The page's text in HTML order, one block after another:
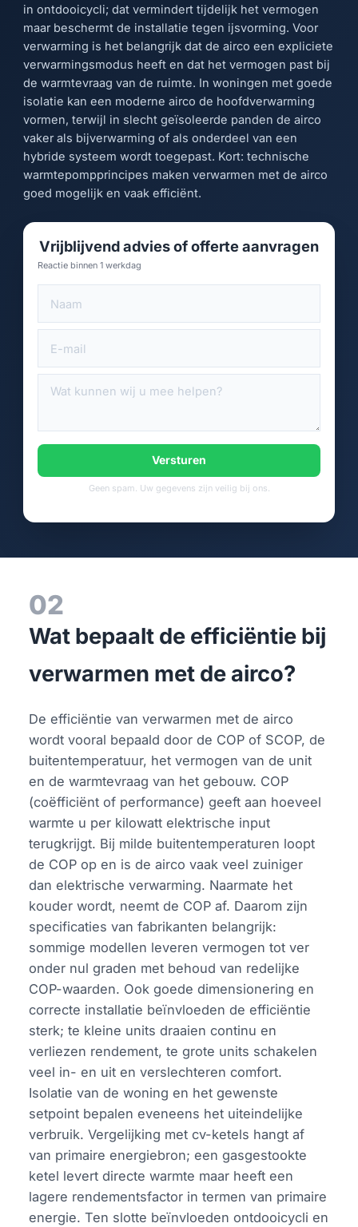
in ontdooicycli; dat vermindert tijdelijk het vermogen
maar beschermt de installatie tegen ijsvorming. Voor
verwarming is het belangrijk dat de airco een expliciete
verwarmingsmodus heeft en dat het vermogen past bij
de warmtevraag van de ruimte. In woningen met goede
isolatie kan een moderne airco de hoofdverwarming
vormen, terwijl in slecht geïsoleerde panden de airco
vaker als bijverwarming of als onderdeel van een
hybride systeem wordt toegepast. Kort: technische
warmtepompprincipes maken verwarmen met de airco
goed mogelijk en vaak efficiënt.
Vrijblijvend advies of offerte aanvragen
Reactie binnen 1 werkdag
Versturen
Geen spam. Uw gegevens zijn veilig bij ons.
02
Wat bepaalt de efficiëntie bij
verwarmen met de airco?
De efficiëntie van verwarmen met de airco
wordt vooral bepaald door de COP of SCOP, de
buitentemperatuur, het vermogen van de unit
en de warmtevraag van het gebouw. COP
(coëfficiënt of performance) geeft aan hoeveel
warmte u per kilowatt elektrische input
terugkrijgt. Bij milde buitentemperaturen loopt
de COP op en is de airco vaak veel zuiniger
dan elektrische verwarming. Naarmate het
kouder wordt, neemt de COP af. Daarom zijn
specificaties van fabrikanten belangrijk:
sommige modellen leveren vermogen tot ver
onder nul graden met behoud van redelijke
COP-waarden. Ook goede dimensionering en
correcte installatie beïnvloeden de efficiëntie
sterk; te kleine units draaien continu en
verliezen rendement, te grote units schakelen
veel in- en uit en verslechteren comfort.
Isolatie van de woning en het gewenste
setpoint bepalen eveneens het uiteindelijke
verbruik. Vergelijking met cv-ketels hangt af
van primaire energiebron; een gasgestookte
ketel levert directe warmte maar heeft een
lagere rendementsfactor in termen van primaire
energie. Ten slotte beïnvloeden ontdooicycli en